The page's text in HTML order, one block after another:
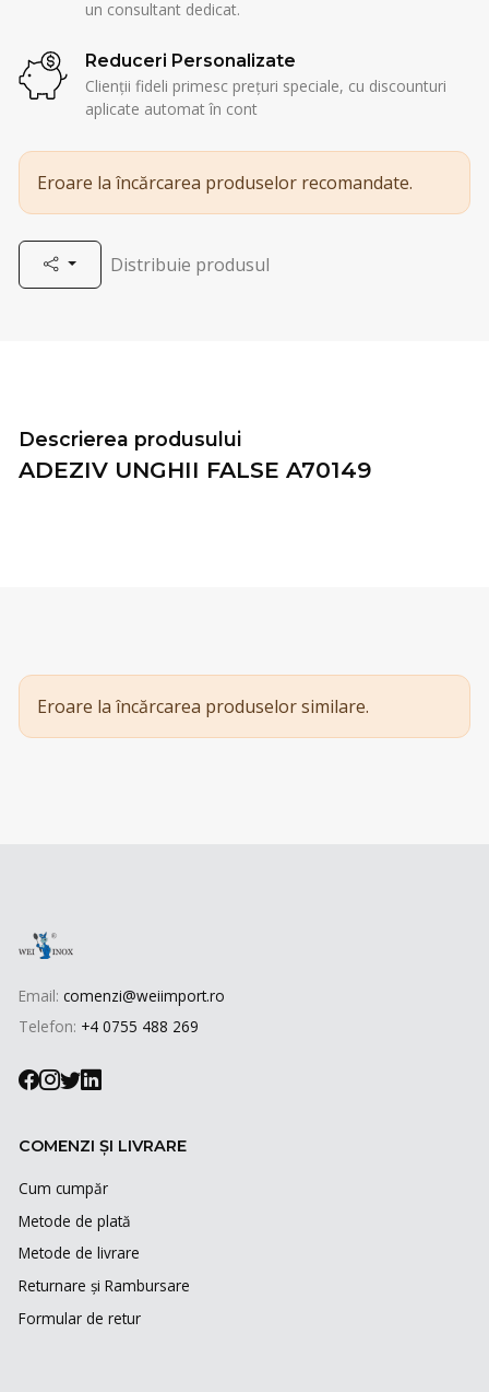
un consultant dedicat.
Reduceri Personalizate
Clienții fideli primesc prețuri speciale, cu discounturi
aplicate automat în cont
Eroare la încărcarea produselor recomandate.
Distribuie produsul
Descrierea produsului
ADEZIV UNGHII FALSE A70149
Eroare la încărcarea produselor similare.
Email: comenzi@weiimport.ro
Telefon: +4 0755 488 269
COMENZI ȘI LIVRARE
Cum cumpăr
Metode de plată
Metode de livrare
Returnare și Rambursare
Formular de retur